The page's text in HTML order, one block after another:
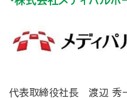
代表取締役社長 渡辺 秀